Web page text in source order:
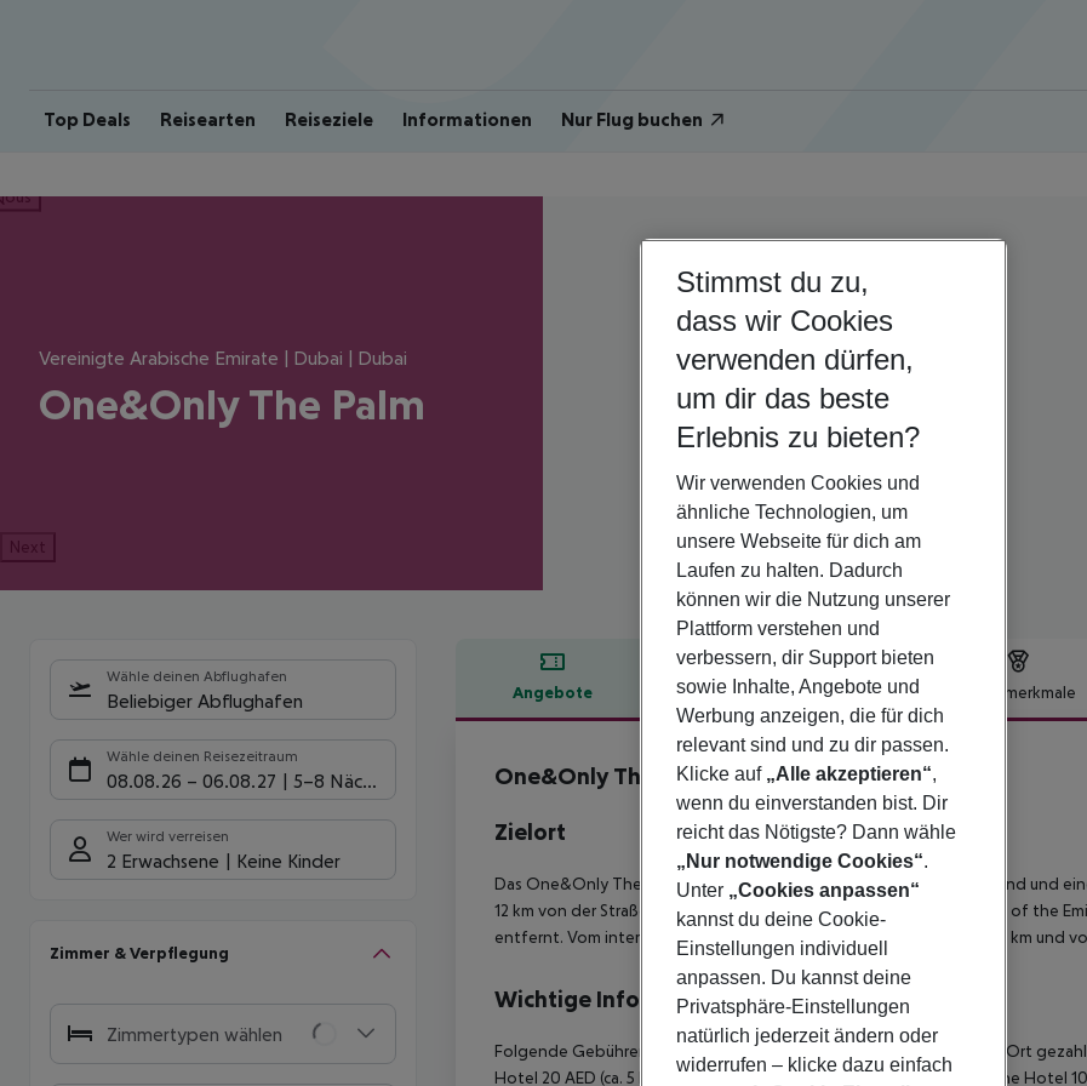
Top Deals Reisearten Reiseziele Informationen Nur Flug buchen
Vereinigte Arabische Emirate | Dubai | Dubai
One&Only The Palm
Next
Wähle deinen Abflughafen
Beliebiger Abflughafen
Wähle deinen Reisezeitraum
08.08.26 – 06.08.27 5-8 Nächte
Wer wird verreisen
2 Erwachsene Keine Kinder
Zimmer & Verpflegung
Zimmertypen wählen
Angebote Hotelbeschreibung Hotelmerkmale
Hotelbeschreibung
One&Only The Palm
Zielort
Das One&Only The Palm bietet luxuriöse Unterkünfte direkt am Strand und
12 km von der Straßenbahnhaltestelle Media City, 20 km von der Mall of the
entfernt. Vom internationalen Flughafen Dubai (DXB) trennen sie 40 km und
Wichtige Informationen
Folgende Gebühren fallen pro Zimmer pro Nacht an und müssen vor Ort
Hotel 20 AED (ca. 5 Euro); 4 Sterne Hotel 15 AED (ca. 3,50 Euro); 3 Sterne Hotel
Stimmst du zu,
dass wir Cookies
verwenden dürfen,
um dir das beste
Erlebnis zu bieten?
Wir verwenden Cookies und
ähnliche Technologien, um
unsere Webseite für dich am
Laufen zu halten. Dadurch
können wir die Nutzung unserer
Plattform verstehen und
verbessern, dir Support bieten
sowie Inhalte, Angebote und
Werbung anzeigen, die für dich
relevant sind und zu dir passen.
Klicke auf „Alle akzeptieren“,
wenn du einverstanden bist. Dir
reicht das Nötigste? Dann wähle
„Nur notwendige Cookies“.
Unter „Cookies anpassen“
kannst du deine Cookie-
Einstellungen individuell
anpassen. Du kannst deine
Privatsphäre-Einstellungen
natürlich jederzeit ändern oder
widerrufen – klicke dazu einfach